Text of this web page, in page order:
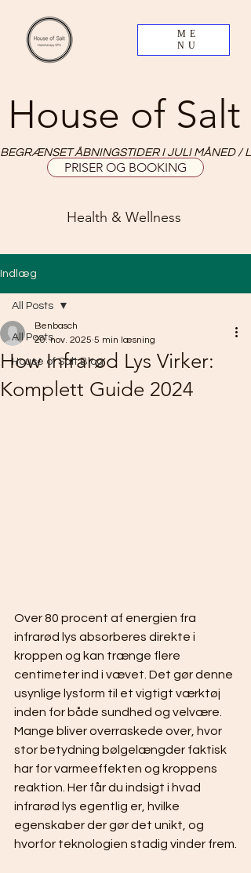
ME
NU
House of Salt
Health & Wellness
PRISER OG BOOKING
BEGRÆNSET ÅBNINGSTIDER I JULI MÅNED /
Indlæg
All Posts
House of Salt Blog
All Posts
How Infrarød Lys Virker:
Komplett Guide 2024
Benbasch
20. nov. 2025 5 min læsning
Over 80 procent af energien fra
infrarød lys absorberes direkte i
kroppen og kan trænge flere
centimeter ind i vævet. Det gør denne
usynlige lysform til et vigtigt værktøj
inden for både sundhed og velvære.
Mange bliver overraskede over, hvor
stor betydning bølgelængder faktisk
har for varmeeffekten og kroppens
reaktion. Her får du indsigt i hvad
infrarød lys egentlig er, hvilke
egenskaber der gør det unikt, og
hvorfor teknologien stadig vinder frem.